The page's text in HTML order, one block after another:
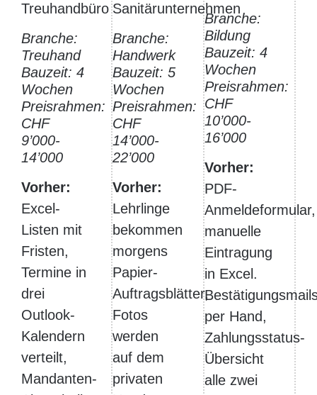
Treuhandbüro
Branche:
Treuhand
Bauzeit: 4
Wochen
Preisrahmen:
CHF
9’000-
14’000
Vorher:
Excel-
Listen mit
Fristen,
Termine in
drei
Outlook-
Kalendern
verteilt,
Mandanten-
Sanitärunternehmen
Branche:
Handwerk
Bauzeit: 5
Wochen
Preisrahmen:
CHF
14’000-
22’000
Vorher:
Lehrlinge
bekommen
morgens
Papier-
Auftragsblätter,
Fotos
werden
auf dem
privaten
Branche:
Bildung
Bauzeit: 4
Wochen
Preisrahmen:
CHF
10’000-
16’000
Vorher:
PDF-
Anmeldeformular,
manuelle
Eintragung
in Excel.
per Hand,
Zahlungsstatus-
Übersicht
alle zwei